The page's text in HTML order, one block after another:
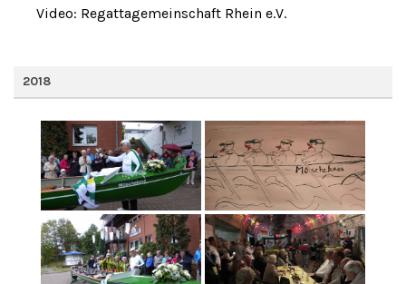
Video: Regattagemeinschaft Rhein e.V.
2018